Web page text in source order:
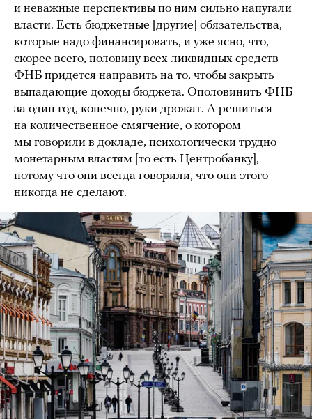
и неважные перспективы по ним сильно напугали
власти. Есть бюджетные [другие] обязательства,
которые надо финансировать, и уже ясно, что,
скорее всего, половину всех ликвидных средств
ФНБ придется направить на то, чтобы закрыть
выпадающие доходы бюджета. Ополовинить ФНБ
за один год, конечно, руки дрожат. А решиться
на количественное смягчение, о котором
мы говорили в докладе, психологически трудно
монетарным властям [то есть Центробанку],
потому что они всегда говорили, что они этого
никогда не сделают.